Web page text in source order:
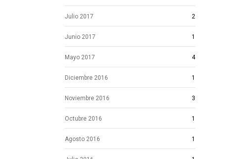
Julio 2017 2
Junio 2017 1
Mayo 2017 4
Diciembre 2016 1
Noviembre 2016 3
Octubre 2016 1
Agosto 2016 1